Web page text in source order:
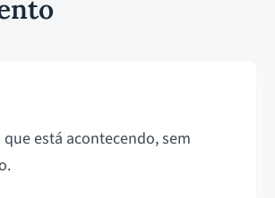
está acontecendo, sem